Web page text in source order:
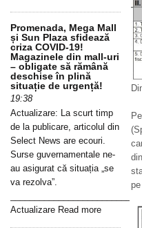
Promenada, Mega Mall
și Sun Plaza sfidează
criza COVID-19!
Magazinele din mall-uri
– obligate să rămână
deschise în plină
situație de urgență!
19:38
Actualizare: La scurt timp
de la publicare, articolul din
Select News are ecouri.
Surse guvernamentale ne-
au asigurat că situația „se
va rezolva”.
Actualizare Read more